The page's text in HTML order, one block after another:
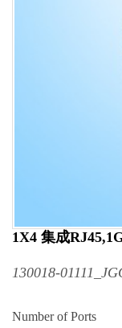
1X4 集成
130018-
Number of Ports